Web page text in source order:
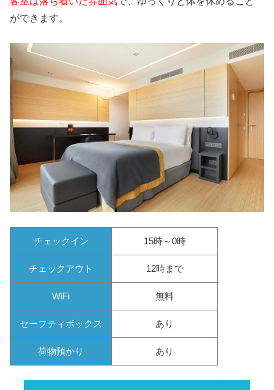
ができます。
チェックイン 15時～0時
チェックアウト 12時まで
WiFi 無料
セーフティボックス あり
荷物預かり あり